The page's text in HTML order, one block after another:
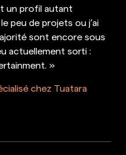
un profil autant
peu de projets ou j’ai
sont encore sous
actuellement sorti :
»
chez Tuatara